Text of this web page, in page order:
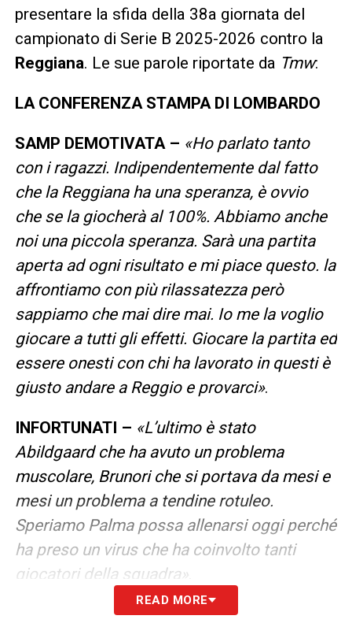
presentare la sfida della 38a giornata del
campionato di Serie B 2025-2026 contro la
Reggiana. Le sue parole riportate da Tmw:
LA CONFERENZA STAMPA DI LOMBARDO
SAMP DEMOTIVATA – «Ho parlato tanto
con i ragazzi. Indipendentemente dal fatto
che la Reggiana ha una speranza, è ovvio
che se la giocherà al 100%. Abbiamo anche
noi una piccola speranza. Sarà una partita
aperta ad ogni risultato e mi piace questo. la
affrontiamo con più rilassatezza però
sappiamo che mai dire mai. Io me la voglio
giocare a tutti gli effetti. Giocare la partita ed
essere onesti con chi ha lavorato in questi è
giusto andare a Reggio e provarci».
INFORTUNATI – «L’ultimo è stato
Abildgaard che ha avuto un problema
muscolare, Brunori che si portava da mesi e
mesi un problema a tendine rotuleo.
Speriamo Palma possa allenarsi oggi perché
ha preso un virus che ha coinvolto tanti
giocatori della squadra».
PARTE SINISTRA CLASSIFICA –
READ MORE